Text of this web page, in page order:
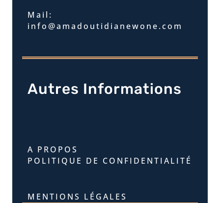
Mail:
info@amadoutidianewone.com
Autres Informations
A PROPOS
POLITIQUE DE CONFIDENTIALITÉ
MENTIONS LÉGALES